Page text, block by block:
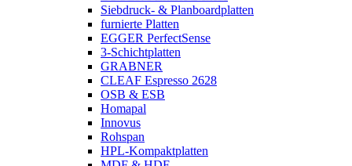
Siebdruck- & Planboardplatten
furnierte Platten
EGGER PerfectSense
3-Schichtplatten
GRABNER
CLEAF Espresso 2628
OSB & ESB
Homapal
Innovus
Rohspan
HPL-Kompaktplatten